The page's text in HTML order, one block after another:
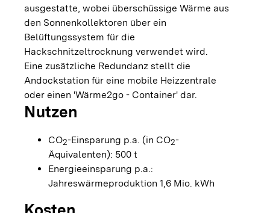
ausgestatte, wobei überschüssige Wärme aus
den Sonnenkollektoren über ein
Belüftungssystem für die
Hackschnitzeltrocknung verwendet wird.
Eine zusätzliche Redundanz stellt die
Andockstation für eine mobile Heizzentrale
oder einen 'Wärme2go - Container' dar.
Nutzen
CO2-Einsparung p.a. (in CO2-
Äquivalenten): 500 t
Energieeinsparung p.a.:
Jahreswärmeproduktion 1,6 Mio. kWh